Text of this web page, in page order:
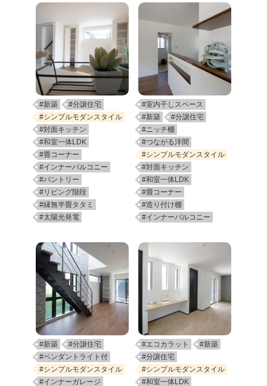
#新築
#分譲住宅
#シンプルモダンスタイル
#対面キッチン
#和室一体LDK
#畳コーナー
#インナーバルコニー
#パントリー
#リビング階段
#縁無半畳タタミ
#太陽光発電
#室内干しスペース
#新築
#分譲住宅
#ニッチ棚
#つながる洋間
#シンプルモダンスタイル
#対面キッチン
#和室一体LDK
#畳コーナー
#造り付け棚
#インナーバルコニー
#新築
#分譲住宅
#ペンダントライト付
#シンプルモダンスタイル
#インナーガレージ
#エコカラット
#新築
#分譲住宅
#シンプルモダンスタイル
#和室一体LDK